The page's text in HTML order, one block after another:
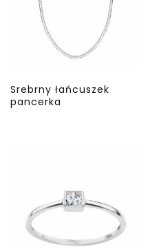
Srebrny łańcuszek
pancerka